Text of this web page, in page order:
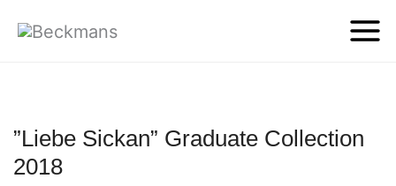
”Liebe Sickan” Graduate Collection
2018